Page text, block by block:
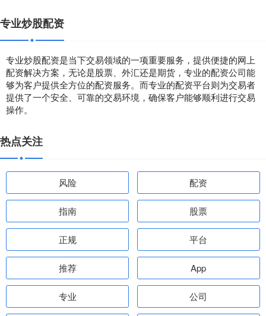
专业炒股配资
专业炒股配资是当下交易领域的一项重要服务，提供便捷的网上
配资解决方案，无论是股票、外汇还是期货，专业的配资公司能
够为客户提供全方位的配资服务。而专业的配资平台则为交易者
提供了一个安全、可靠的交易环境，确保客户能够顺利进行交易
操作。
热点关注
风险 配资
指南 股票
正规 平台
推荐 App
专业 公司